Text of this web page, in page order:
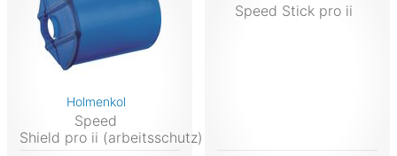
Holmenkol
Speed
Shield pro ii (arbeitsschutz)
Speed Stick pro ii